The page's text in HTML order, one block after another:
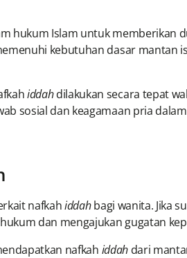
hukum Islam untuk memberikan
kebutuhan dasar mantan
iddahdilakukan secara tepat
sosial dan keagamaan pria
nafkahiddahbagi wanita. Jika
dan mengajukan gugatan
nafkah iddahdari